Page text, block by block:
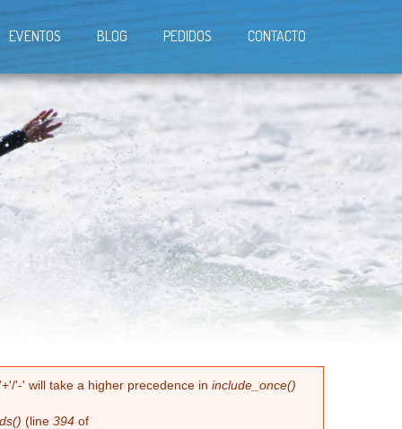
EVENTOS BLOG PEDIDOS CONTACTO
'-' will take a higher precedence in include_once()
(line 394 of